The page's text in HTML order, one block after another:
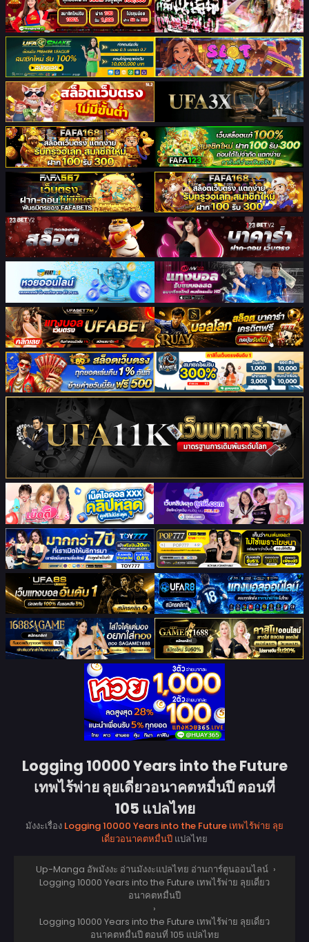
Logging 10000 Years into the Future
เทพไร้พ่าย ลุยเดี่ยวอนาคตหมื่นปี ตอนที่
105 แปลไทย
มังงะเรื่อง Logging 10000 Years into the Future เทพไร้พ่าย ลุย
เดี่ยวอนาคตหมื่นปี แปลไทย
Up-Manga อัพมังงะ อ่านมังงะแปลไทย อ่านการ์ตูนออนไลน์ ›
Logging 10000 Years into the Future เทพไร้พ่าย ลุยเดี่ยว
อนาคตหมื่นปี
›
Logging 10000 Years into the Future เทพไร้พ่าย ลุยเดี่ยว
อนาคตหมื่นปี ตอนที่ 105 แปลไทย